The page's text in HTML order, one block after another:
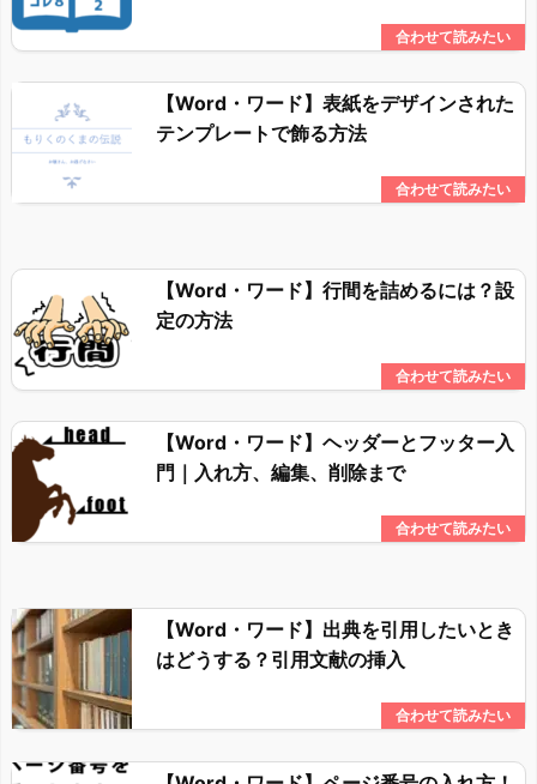
【Word・ワード】表紙をデザインされた
テンプレートで飾る方法
【Word・ワード】行間を詰めるには？設
定の方法
【Word・ワード】ヘッダーとフッター入
門｜入れ方、編集、削除まで
【Word・ワード】出典を引用したいとき
はどうする？引用文献の挿入